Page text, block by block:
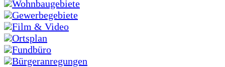
Wohnbaugebiete
Gewerbegebiete
Film & Video
Ortsplan
Fundbüro
Bürgeranregungen